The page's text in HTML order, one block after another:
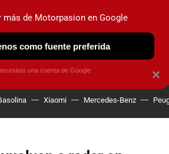
ELÉCTRICOS OBSERVATORIO
Xiaomi Mercedes-Benz
×
más de Motorpasion en Google
como fuente preferida
una cuenta de Google